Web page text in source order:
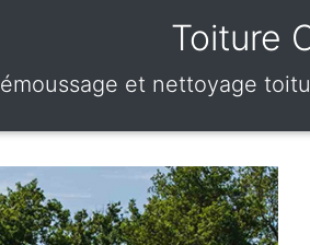
Toiture
et nettoyage